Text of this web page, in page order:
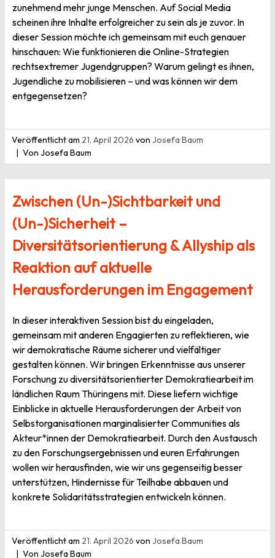
zunehmend mehr junge Menschen. Auf Social Media
scheinen ihre Inhalte erfolgreicher zu sein als je zuvor. In
dieser Session möchte ich gemeinsam mit euch genauer
hinschauen: Wie funktionieren die Online-Strategien
rechtsextremer Jugendgruppen? Warum gelingt es ihnen,
Jugendliche zu mobilisieren – und was können wir dem
entgegensetzen?
Veröffentlicht am 21. April 2026 von Josefa Baum
Von Josefa Baum
Zwischen (Un-)Sichtbarkeit und
(Un-)Sicherheit –
Diversitätsorientierung & Allyship als
Reaktion auf aktuelle
Herausforderungen im Engagement
In dieser interaktiven Session bist du eingeladen,
gemeinsam mit anderen Engagierten zu reflektieren, wie
wir demokratische Räume sicherer und vielfältiger
gestalten können. Wir bringen Erkenntnisse aus unserer
Forschung zu diversitätsorientierter Demokratiearbeit im
ländlichen Raum Thüringens mit. Diese liefern wichtige
Einblicke in aktuelle Herausforderungen der Arbeit von
Selbstorganisationen marginalisierter Communities als
Akteur*innen der Demokratiearbeit. Durch den Austausch
zu den Forschungsergebnissen und euren Erfahrungen
wollen wir herausfinden, wie wir uns gegenseitig besser
unterstützen, Hindernisse für Teilhabe abbauen und
konkrete Solidaritätsstrategien entwickeln können.
Veröffentlicht am 21. April 2026 von Josefa Baum
Von Josefa Baum